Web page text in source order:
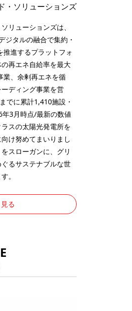
・ソリューションズ
リューションズは、
ジタルの融合で集約・
推進するプラットフォ
再エネ自給率を最大
業、余剰再エネを循
ディング事業を営
でに累計1,410施設・
3月時点/最新の数値
スの太陽光発電所を
け努めてまいりまし
スローガンに、グリ
るサステナブルな世
。
る